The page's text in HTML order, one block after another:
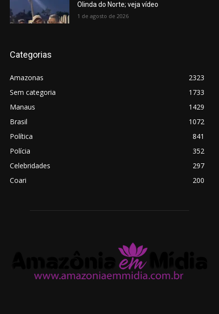
Olinda do Norte; veja vídeo
1 de agosto de 2026
Categorias
Amazonas
2323
Sem categoria
1733
Manaus
1429
Brasil
1072
Política
841
Polícia
352
Celebridades
297
Coari
200